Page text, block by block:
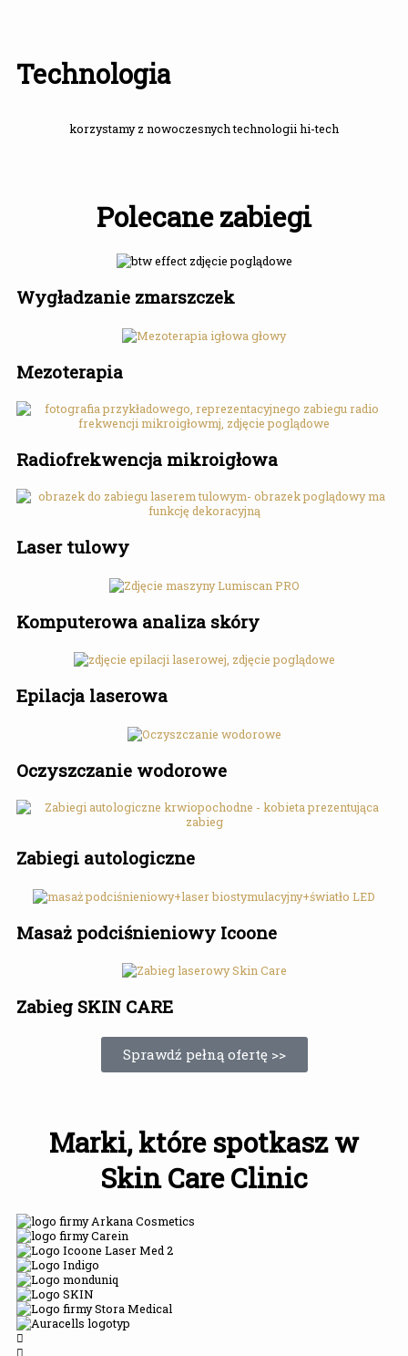
Technologia
korzystamy z nowoczesnych technologii hi-tech
Polecane zabiegi
Wygładzanie zmarszczek
Mezoterapia
Radiofrekwencja mikroigłowa
Laser tulowy
Komputerowa analiza skóry
Epilacja laserowa
Oczyszczanie wodorowe
Zabiegi autologiczne
Masaż podciśnieniowy Icoone
Zabieg SKIN CARE
Sprawdź pełną ofertę >>
Marki, które spotkasz w
Skin Care Clinic